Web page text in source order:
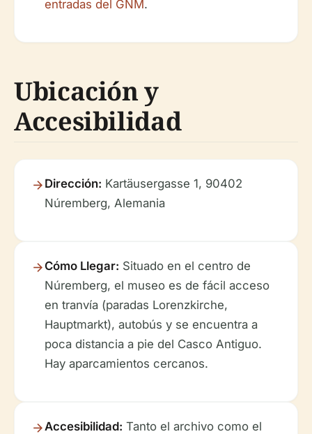
entradas del GNM.
Ubicación y
Accesibilidad
Dirección: Kartäusergasse 1, 90402
Núremberg, Alemania
Cómo Llegar: Situado en el centro de
Núremberg, el museo es de fácil acceso
en tranvía (paradas Lorenzkirche,
Hauptmarkt), autobús y se encuentra a
poca distancia a pie del Casco Antiguo.
Hay aparcamientos cercanos.
Accesibilidad: Tanto el archivo como el